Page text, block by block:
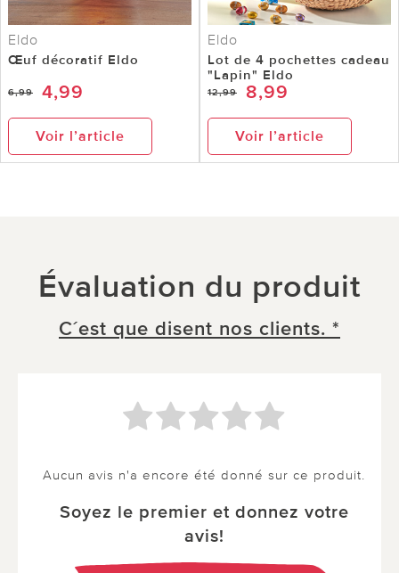
Eldo
Œuf décoratif Eldo
6,99 4,99
Voir l’article
Eldo
Lot de 4 pochettes cadeau
"Lapin" Eldo
12,99 8,99
Voir l’article
Évaluation du produit
C´est que disent nos clients. *
Aucun avis n'a encore été donné sur ce produit.
Soyez le premier et donnez votre
avis!